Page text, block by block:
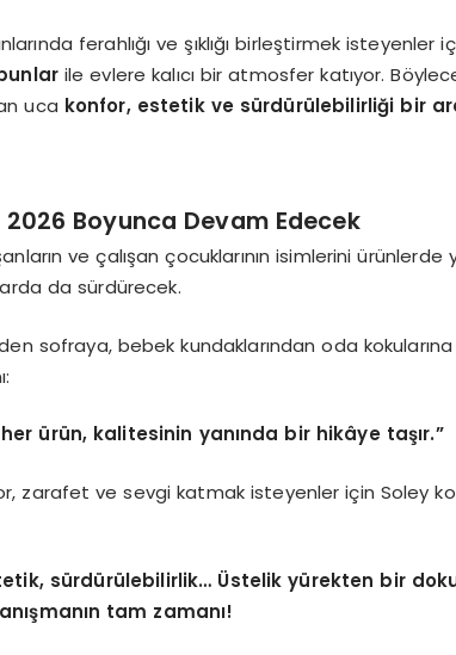
ferahlığı ve şıklığı birleştirmek isteyenler
ile evlere kalıcı bir atmosfer katıyor.
uca konfor, estetik ve sürdürülebilirliği bir
2026 Boyunca Devam Edecek
ve çalışan çocuklarının isimlerini
da sürdürecek.
sofraya, bebek kundaklarından oda
her ürün, kalitesinin yanında bir hikâye taşır.”
zarafet ve sevgi katmak isteyenler için Soley
sürdürülebilirlik… Üstelik yürekten bir
tam zamanı!